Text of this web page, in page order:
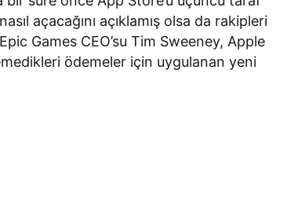
açacağını açıklamış olsa da rakipleri
Games CEO’su Tim Sweeney, Apple
ödemeler için uygulanan yeni